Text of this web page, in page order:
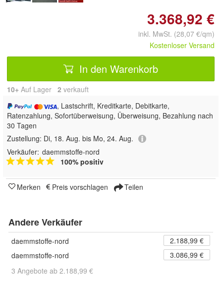
3.368,92 €
inkl. MwSt. (28,07 €/qm)
Kostenloser Versand
In den Warenkorb
10+ Auf Lager 2 verkauft
, Lastschrift, Kreditkarte, Debitkarte,
Ratenzahlung, Sofortüberweisung, Überweisung, Bezahlung nach
30 Tagen
Zustellung: Di, 18. Aug. bis Mo, 24. Aug.
Verkäufer: daemmstoffe-nord
100% positiv
Merken Preis vorschlagen Teilen
Andere Verkäufer
daemmstoffe-nord
2.188,99 €
daemmstoffe-nord
3.086,99 €
3 Angebote ab 2.188,99 €